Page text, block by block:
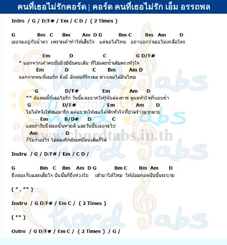
คนที่เธอไม่รักคอร์ด | คอร์ด คนที่เธอไม่รัก เอ็ม อรรถพล